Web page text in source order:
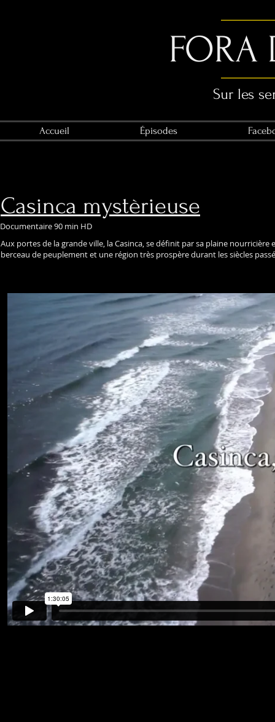
FORA
Sur les
Accueil Épisodes
Casinca mystèrieuse
Documentaire 90 min HD
Aux portes de la grande ville, la Casinca, se définit par sa plaine
berceau de peuplement et une région très prospère durant les siècles